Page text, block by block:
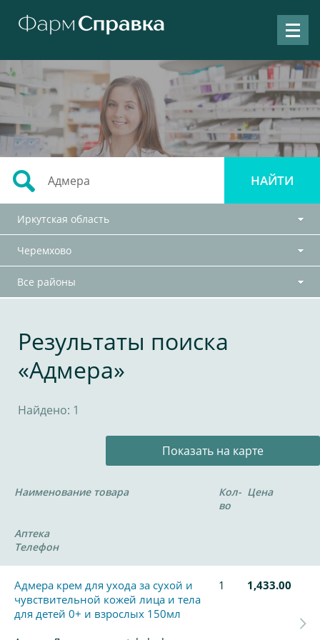
Иркутская область
Черемхово
Все районы
Результаты поиска
«Адмера»
Найдено: 1
Показать на карте
Наименование товара
Кол-
во
Цена
Аптека
Телефон
Адмера крем для ухода за сухой и
чувствительной кожей лица и тела
для детей 0+ и взрослых 150мл
1 1,433.00